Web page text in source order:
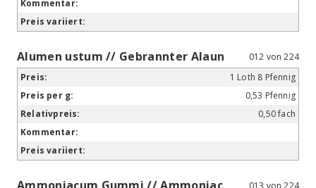
Alumen ustum // Gebrannter Alaun
012 von 224
1 Loth 8 Pfennig
0,53 Pfennig
0,50 fach
Ammoniacum Gummi // Ammoniac
013 von 224